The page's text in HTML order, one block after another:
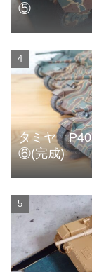
⑤
タミヤ
⑥(完成)